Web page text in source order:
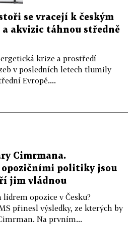
se vracejí k českým
akvizic táhnou středně
krize a prostředí
v posledních letech tlumily
Evropě....
Cimrmana.
opozičními politiky jsou
jim vládnou
opozice v Česku?
přinesl výsledky, ze kterých by
Na prvním...